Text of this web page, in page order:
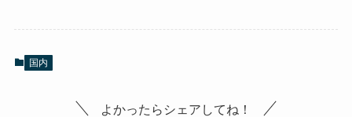
国内
よかったらシェアしてね！